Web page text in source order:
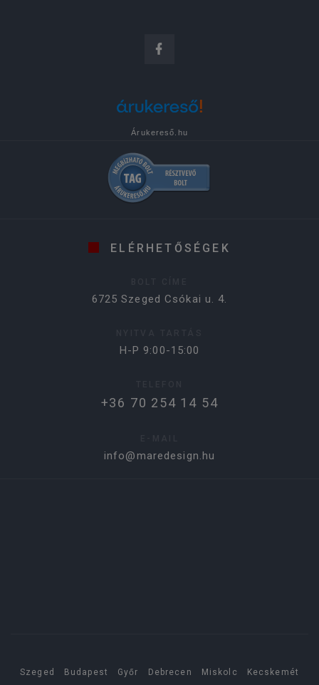
Árukereső.hu
ELÉRHETŐSÉGEK
6725 Szeged Csókai u. 4.
H-P 9:00-15:00
+36 70 254 14 54
info@maredesign.hu
Szeged Budapest Győr Debrecen Miskolc Kecskemét